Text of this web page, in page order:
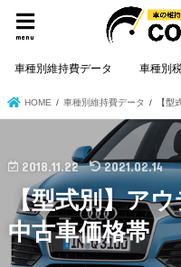
menu
車種別維持費データ 車種別
HOME 車種別維持費データ 【型
2018.11.22 2021.02.14
【型式別】ア
中古車価格帯